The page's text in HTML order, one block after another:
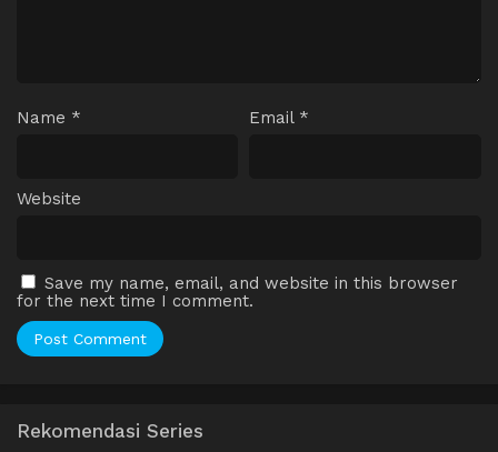
Name * Email *
Website
Save my name, email, and website in this browser
for the next time I comment.
Rekomendasi Series